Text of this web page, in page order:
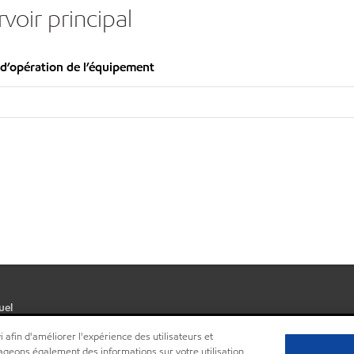
principal
de l’équipement
afin d'améliorer l'expérience des utilisateurs et